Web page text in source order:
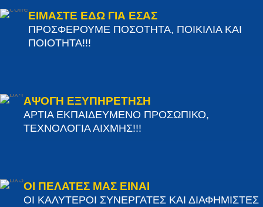
ΕΙΜΑΣΤΕ ΕΔΩ ΓΙΑ ΕΣΑΣ
ΠΡΟΣΦΕΡΟΥΜΕ ΠΟΣΟΤΗΤΑ, ΠΟΙΚΙΛΙΑ ΚΑΙ
ΠΟΙΟΤΗΤΑ!!!
ΑΨΟΓΗ ΕΞΥΠΗΡΕΤΗΣΗ
ΑΡΤΙΑ ΕΚΠΑΙΔΕΥΜΕΝΟ ΠΡΟΣΩΠΙΚΟ,
ΤΕΧΝΟΛΟΓΙΑ ΑΙΧΜΗΣ!!!
ΟΙ ΠΕΛΑΤΕΣ ΜΑΣ ΕΙΝΑΙ
ΟΙ ΚΑΛΥΤΕΡΟΙ ΣΥΝΕΡΓΑΤΕΣ ΚΑΙ ΔΙΑΦΗΜΙΣΤΕΣ